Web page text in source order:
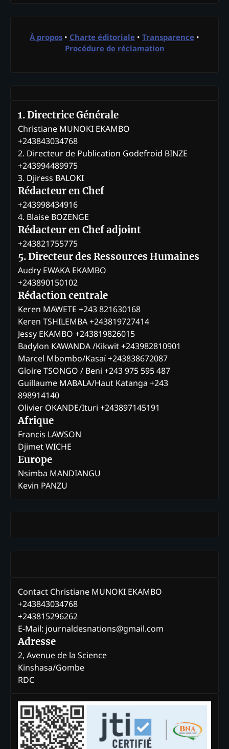
À propos • Charte éditoriale • Transparence •
Procédure de réclamation
1. Directrice Générale
Christiane MUNOKI EKAMBO
+243843034768
2. Directeur de Publication Godefroid BINZE
+243994489975
3. Djiress BALOKI
Rédacteur en Chef
+243998434916
4. Blaise BOZENGE
Rédacteur en Chef adjoint
+243821755775
5. Directeur des Ressources Humaines
Audry EWAKA EKAMBO
+243890150102
Rédaction centrale
Keren MAWETE +243 821630168
Keren TSHILEMBA +243819727414
Jessy EKAMBO +243819826015
Badylon KAWANDA /Kikwit +243982810901
Marcel Mbombo/Kasaï +243838672087
Gloire TSONGO / Beni +243 975 595 487
Guillaume MABALA/Haut Katanga +243
898914140
Olivier OKANDE/Ituri +243897145191
Afrique
Francis LAWSON
Djimet WICHE
Europe
Nsimba MANDIANGU
Kevin PANZU
Contact Christiane MUNOKI EKAMBO
+243843034768
+243815296262
E-Mail: journaldesnations@gmail.com
Adresse
2, Avenue de la Science
Kinshasa/Gombe
RDC